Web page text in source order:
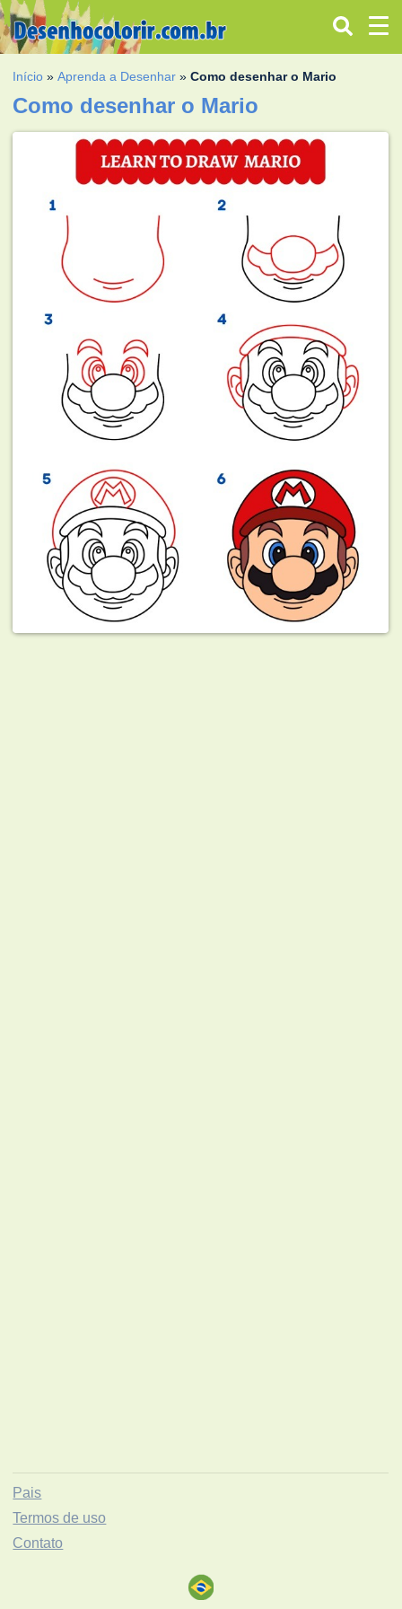
Início »Aprenda a Desenhar »Como desenhar o Mario
Como desenhar o Mario
Pais
Termos de uso
Contato